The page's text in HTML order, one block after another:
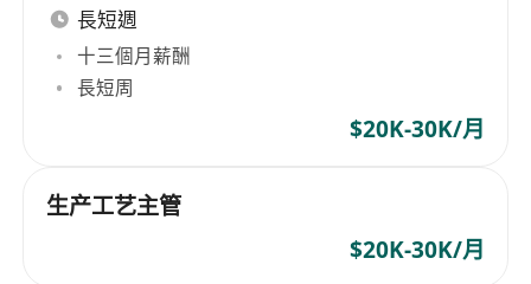
長短週
十三個月薪酬
長短周
$20K-30K/月
生产工艺主管
$20K-30K/月